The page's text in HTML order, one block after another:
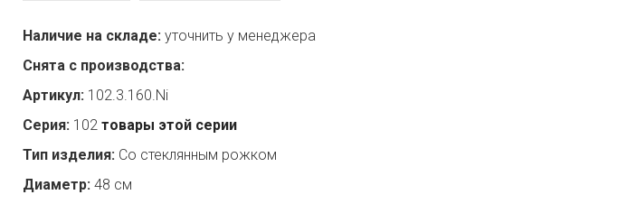
Наличие на складе: уточнить у менеджера
Снята с производства:
Артикул: 102.3.160.Ni
Серия: 102 товары этой серии
Тип изделия: Со стеклянным рожком
Диаметр: 48 см